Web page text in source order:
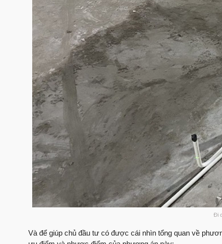
Đi
Và để giúp chủ đầu tư có được cái nhìn tổng quan về